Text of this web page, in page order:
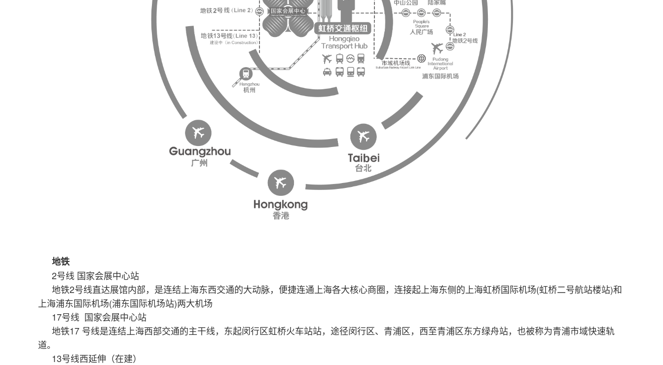
地铁
2号线 国家会展中心站
地铁2号线直达展馆内部，是连结上海东西交通的大动脉，便捷连通上海各大核心商圈，连接起上海东侧的上海虹桥国际机场(虹桥二号航站楼站)和
上海浦东国际机场(浦东国际机场站)两大机场
17号线 国家会展中心站
地铁17 号线是连结上海西部交通的主干线，东起闵行区虹桥火车站站，途径闵行区、青浦区，西至青浦区东方绿舟站，也被称为青浦市域快速轨
道。
13号线西延伸（在建）